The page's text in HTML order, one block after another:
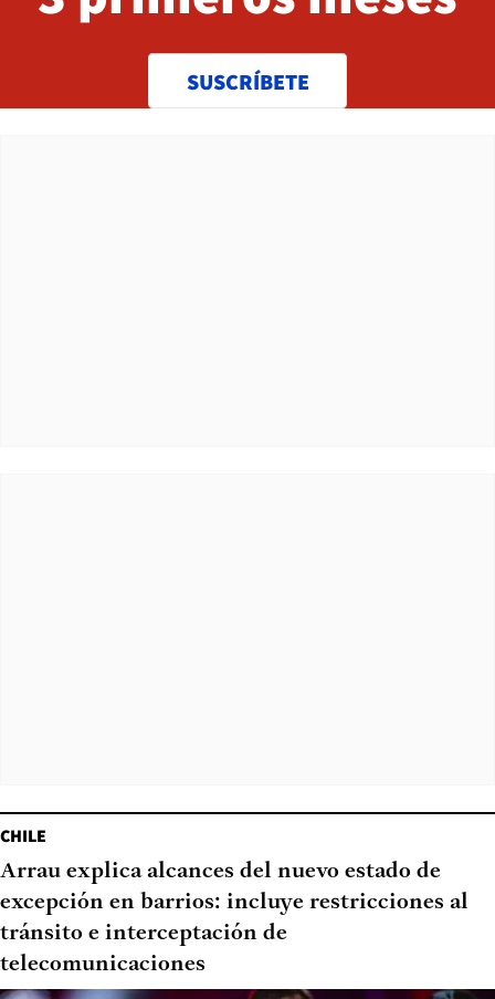
SUSCRÍBETE
CHILE
Arrau explica alcances del nuevo estado de
excepción en barrios: incluye restricciones al
tránsito e interceptación de
telecomunicaciones